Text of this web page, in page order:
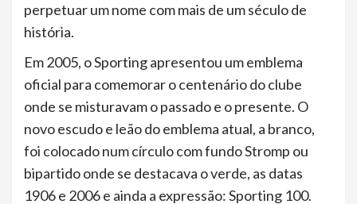
perpetuar um nome com mais de um século de
história.
Em 2005, o Sporting apresentou um emblema
oficial para comemorar o centenário do clube
onde se misturavam o passado e o presente. O
novo escudo e leão do emblema atual, a branco,
foi colocado num círculo com fundo Stromp ou
bipartido onde se destacava o verde, as datas
1906 e 2006 e ainda a expressão: Sporting 100.